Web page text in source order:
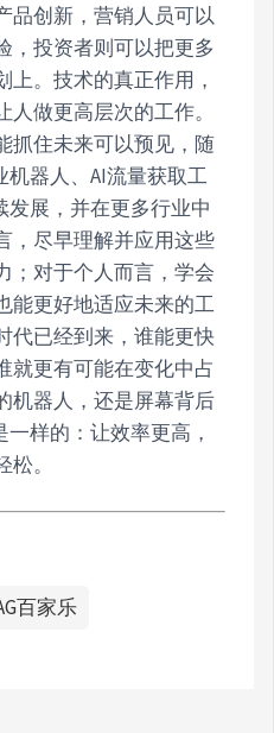
品创新，营销人员可以
，投资者则可以把更多
。技术的真正作用，
做更高层次的工作。
抓住未来可以预见，随
器人、AI流量获取工
发展，并在更多行业中
，尽早理解并应用这些
；对于个人而言，学会
能更好地适应未来的工
代已经到来，谁能更快
就更有可能在变化中占
机器人，还是屏幕背后
样的：让效率更高，
。
百家乐